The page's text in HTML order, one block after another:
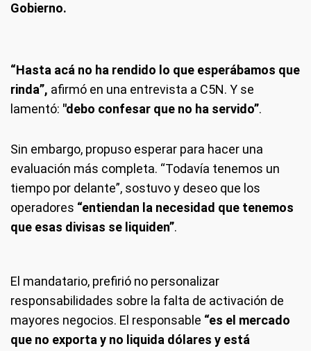
Gobierno.
“Hasta acá no ha rendido lo que esperábamos que
rinda”, afirmó en una entrevista a C5N. Y se
lamentó: "debo confesar que no ha servido”.
Sin embargo, propuso esperar para hacer una
evaluación más completa. “Todavía tenemos un
tiempo por delante”, sostuvo y deseo que los
operadores “entiendan la necesidad que tenemos
que esas divisas se liquiden”.
El mandatario, prefirió no personalizar
responsabilidades sobre la falta de activación de
mayores negocios. El responsable “es el mercado
que no exporta y no liquida dólares y está